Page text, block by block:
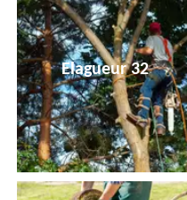
Elagueur 32